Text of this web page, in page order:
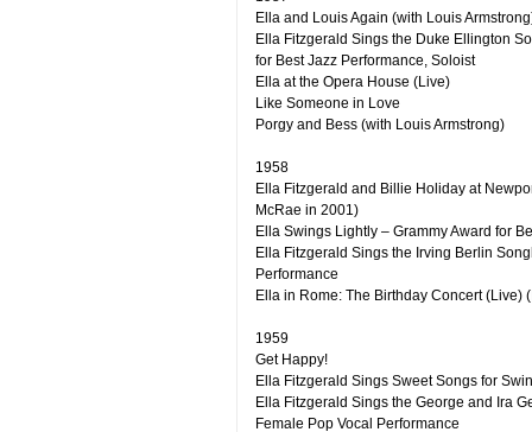
Ella and Louis Again (with Louis
Ella Fitzgerald Sings the Duke Ellington
for Best Jazz Performance, Soloist
Ella at the Opera House (Live)
Like Someone in Love
Porgy and Bess (with Louis Armstrong)
1958
Ella Fitzgerald and Billie Holiday at
McRae in 2001)
Ella Swings Lightly – Grammy Award for
Ella Fitzgerald Sings the Irving Berlin
Performance
Ella in Rome: The Birthday Concert (Live)
1959
Get Happy!
Ella Fitzgerald Sings Sweet Songs for
Ella Fitzgerald Sings the George and Ira
Female Pop Vocal Performance